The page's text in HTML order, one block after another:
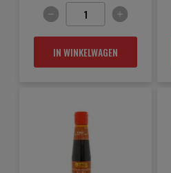
IN WINKELWAGEN